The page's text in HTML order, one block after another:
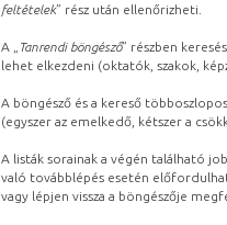
feltételek” rész után ellenőrizheti.
A „ Tanrendi böngésző” részben
lehet elkezdeni (oktatók, szakok,
A böngésző és a kereső
(egyszer az emelkedő, kétszer a
A listák sorainak a végén található
való továbblépés esetén
vagy lépjen vissza a böngészője